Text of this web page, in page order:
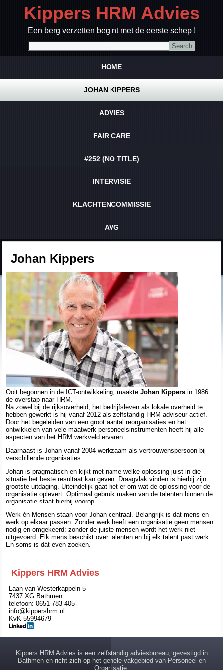
Kippers HRM Advies
Een berg verzetten begint met de eerste schep !
HOME
JOHAN KIPPERS
ADVIES
FAIR CARE
#252 (NO TITLE)
INTERVISIE
KLACHTENCOMMISSIE
AVG
Johan Kippers
Ooit begonnen in de ICT-ontwikkeling, maakteJohan Kippers in 1986
de overstap naar HRM.
Na zowel bij de rijksoverheid, het bedrijfsleven als lokale overheid te
hebben gewerkt is hij vanaf 2012 als zelfstandig HRM adviseur actief.
Door het begeleiden van een groot aantal reorganisaties en het
ontwikkelen van vele maatwerk personeelsinstrumenten heeft hij alle
aspecten van het HRM werkveld ervaren.
Daarnaast is Johan vanaf 2004 werkzaam als vertrouwenspersoon bij
verschillende organisaties.
Johan is pragmatisch en kijkt met name welke oplossing juist in die
situatie het beste resultaat kan geven. Draagvlak vinden is hierbij zijn
grootste uitdaging. Uiteindelijk gaat het er om wat de oplossing voor de
organisatie oplevert. Optimaal gebruik maken van de talenten binnen de
organisatie staat hierbij voorop.
Werk én Mensen staan voor Johan centraal. Belangrijk is dat mens en
werk op elkaar passen. Zonder werk heeft een organisatie geen mensen
nodig en omgekeerd: zonder de juiste mensen wordt het werk niet
uitgevoerd. Elk mens beschikt over talenten en bij elk talent past werk.
En soms is dát even zoeken.
Kippers HRM Advies
Laan van Westerkappeln 5
7437 XG Bathmen
telefoon: 0651 783 405
info@kippershrm.nl
KvK 55994679
Kippers HRM Advies is een zelfstandig adviesbureau, gevestigd in
Bathmen en richt zich op het gehele vakgebied van Personeel en
Organisatie.